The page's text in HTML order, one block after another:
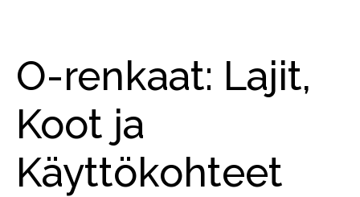
O-renkaat: Lajit,
Koot ja
Käyttökohteet